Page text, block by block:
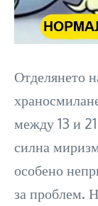
Отделянето
между 13 и
силна
особено
за проблем.